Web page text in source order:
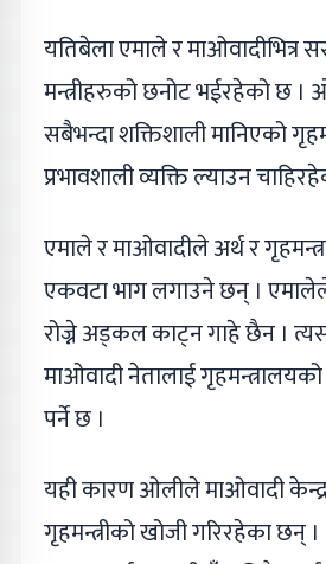
यतिबेला एमाले र माओवादीभित्र
मन्त्रीहरुको छनोट भईरहेको छ
सबैभन्दा शक्तिशाली मानिएको
प्रभावशाली व्यक्ति ल्याउन
एमाले र माओवादीले अर्थ र
एकवटा भाग लगाउने छन् ।
रोज्ने अड्कल काट्न गाहे छैन ।
माओवादी नेतालाई
पर्ने छ ।
यही कारण ओलीले माओवादी
गृहमन्त्रीको खोजी गरिरहेका छन्